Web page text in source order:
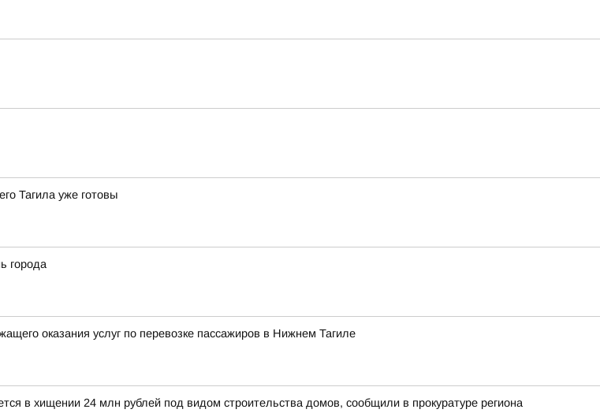
Тагила уже готовы
города
оказания услуг по перевозке пассажиров в Нижнем Тагиле
в хищении 24 млн рублей под видом строительства домов, сообщили в прокуратуре региона